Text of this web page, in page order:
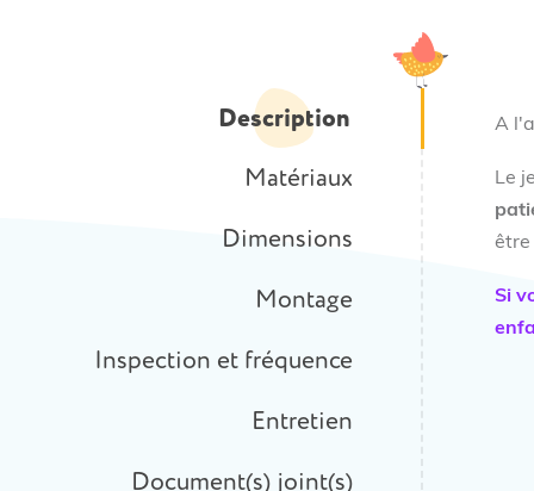
Description
Matériaux
Dimensions
Montage
Inspection et fréquence
Entretien
Document(s) joint(s)
A
Le
être
Si